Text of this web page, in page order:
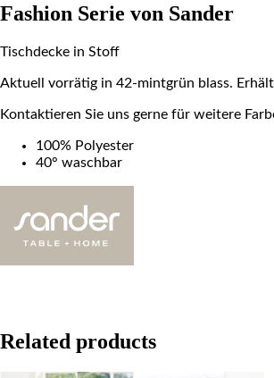
Fashion Serie von Sander
Tischdecke in Stoff
Aktuell vorrätig in 42-mintgrün blass.
Kontaktieren Sie uns gerne für weitere
100% Polyester
40° waschbar
Related products